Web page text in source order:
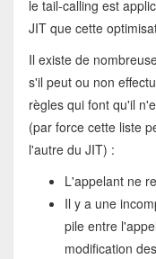
le tail-calling est
JIT que cette
Il existe de
s'il peut ou non
règles qui font qu'il
(par force cette liste
l'autre du JIT) :
L'appelant ne
Il y a une
pile entre
modification